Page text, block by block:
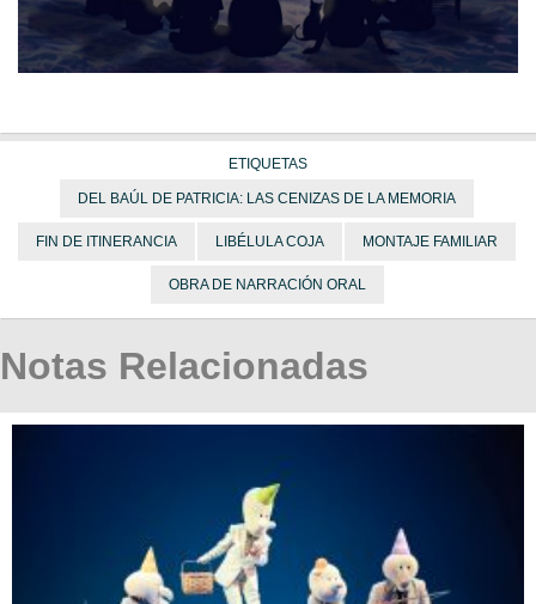
ETIQUETAS
DEL BAÚL DE PATRICIA: LAS CENIZAS DE LA MEMORIA
FIN DE ITINERANCIA LIBÉLULA COJA MONTAJE FAMILIAR
OBRA DE NARRACIÓN ORAL
Notas Relacionadas